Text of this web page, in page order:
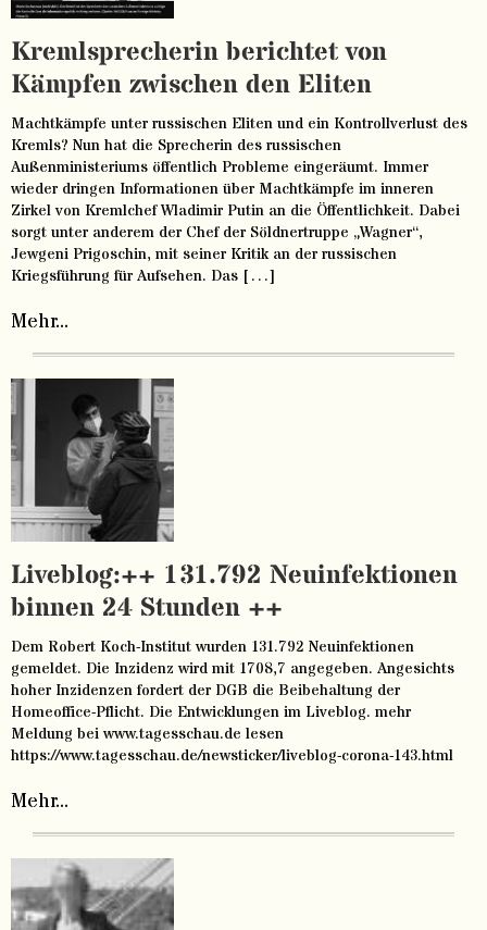
Kremlsprecherin berichtet von
Kämpfen zwischen den Eliten
Machtkämpfe unter russischen Eliten und ein Kontrollverlust des
Kremls? Nun hat die Sprecherin des russischen
Außenministeriums öffentlich Probleme eingeräumt. Immer
wieder dringen Informationen über Machtkämpfe im inneren
Zirkel von Kremlchef Wladimir Putin an die Öffentlichkeit. Dabei
sorgt unter anderem der Chef der Söldnertruppe „Wagner“,
Jewgeni Prigoschin, mit seiner Kritik an der russischen
Kriegsführung für Aufsehen. Das […]
Mehr...
Liveblog:++ 131.792 Neuinfektionen
binnen 24 Stunden ++
Dem Robert Koch-Institut wurden 131.792 Neuinfektionen
gemeldet. Die Inzidenz wird mit 1708,7 angegeben. Angesichts
hoher Inzidenzen fordert der DGB die Beibehaltung der
Homeoffice-Pflicht. Die Entwicklungen im Liveblog. mehr
Meldung bei www.tagesschau.de lesen
https://www.tagesschau.de/newsticker/liveblog-corona-143.html
Mehr...